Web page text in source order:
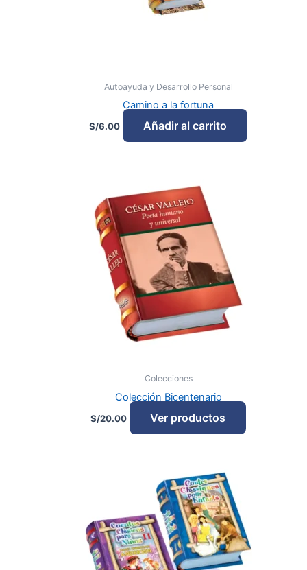
Autoayuda y Desarrollo Personal
Camino a la fortuna
S/6.00 Añadir al carrito
Colecciones
Colección Bicentenario
S/20.00 Ver productos